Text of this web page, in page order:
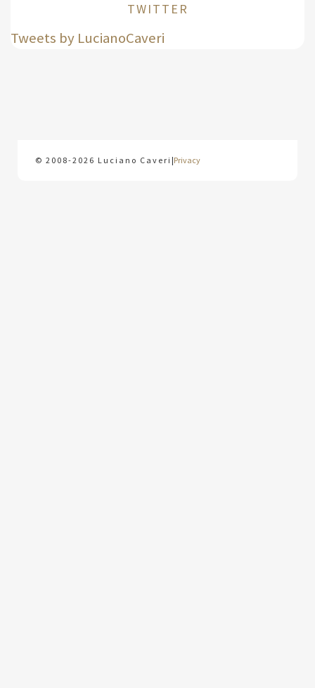
TWITTER
Tweets by LucianoCaveri
© 2008-2026 Luciano Caveri |Privacy